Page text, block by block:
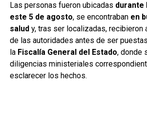
Las personas fueron ubicadas durante
este 5 de agosto, se encontraban en
salud y, tras ser localizadas, recibieron
de las autoridades antes de ser
la Fiscalía General del Estado, donde
diligencias ministeriales
esclarecer los hechos.